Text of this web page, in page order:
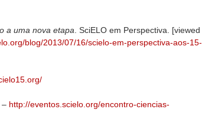
a uma nova etapa . SciELO em Perspectiva. [viewed
blog/2013/07/16/scielo-em-perspectiva-aos-15-
– http://eventos.scielo.org/encontro-ciencias-